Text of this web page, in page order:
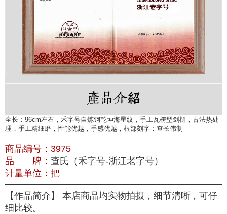
全长：96cm左右，禾字号自炼钢乾坤海星纹，手工瓦楞型剑樋，古法热处
理，手工精细磨，性能优越，手感优越，根部刻字：查长伟制
商品编号： 3975
品 牌： 查氏（禾字号-浙江老字号）
计量单位： 把
【作品简介】 本店商品均实物拍摄，细节清晰，可仔
细比较。